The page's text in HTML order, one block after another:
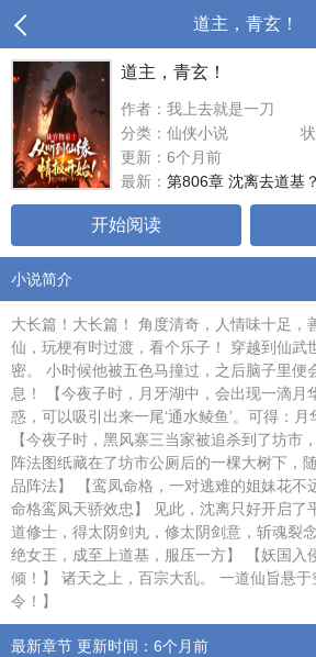
道主，青玄！
道主，青玄！
作者：我上去就是一刀
分类：仙侠小说
更新：6个月前
最新： 第806章 沈离去道基
开始阅读
小说简介
大长篇！大长篇！ 角度清奇，人情味十足，
仙，玩梗有时过渡，看个乐子！ 穿越到仙武
密。 小时候他被五色马撞过，之后脑子里便
息！ 【今夜子时，月牙湖中，会出现一滴月
惑，可以吸引出来一尾‘通水鲮鱼’。可得：月
【今夜子时，黑风寨三当家被追杀到了坊市
阵法图纸藏在了坊市公厕后的一棵大树下，
品阵法】 【鸾凤命格，一对逃难的姐妹花不
命格鸾凤天骄效忠】 见此，沈离只好开启了
道修士，得太阴剑丸，修太阴剑意，斩魂裂
绝女王，成至上道基，服压一方】 【妖国入
倾！】 诸天之上，百宗大乱。 一道仙旨悬
令！】
最新章节 更新时间：6个月前